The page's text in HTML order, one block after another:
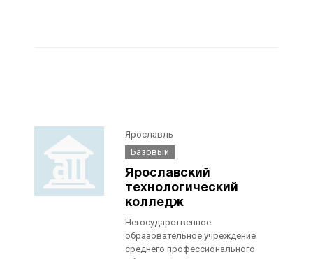
Ярославль
Базовый
Ярославский
технологический
колледж
Негосударственное
образовательное учреждение
среднего профессионального